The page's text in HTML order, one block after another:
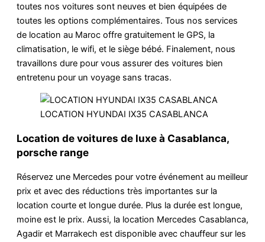
toutes nos voitures sont neuves et bien équipées de
toutes les options complémentaires. Tous nos services
de location au Maroc offre gratuitement le GPS, la
climatisation, le wifi, et le siège bébé. Finalement, nous
travaillons dure pour vous assurer des voitures bien
entretenu pour un voyage sans tracas.
LOCATION HYUNDAI IX35 CASABLANCA
Location de voitures de luxe à Casablanca,
porsche range
Réservez une Mercedes pour votre événement au meilleur
prix et avec des réductions très importantes sur la
location courte et longue durée. Plus la durée est longue,
moine est le prix. Aussi, la location Mercedes Casablanca,
Agadir et Marrakech est disponible avec chauffeur sur les